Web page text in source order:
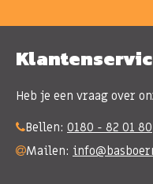
Heb je een vraag over
Bellen: 0180 - 82 01 80
Mailen: